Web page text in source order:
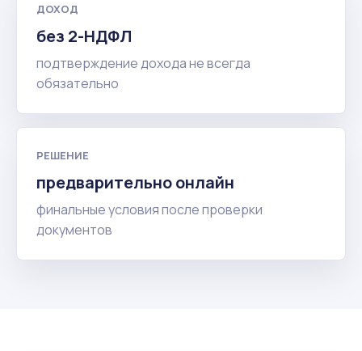
ДОХОД
без 2-НДФЛ
подтверждение дохода не всегда
обязательно
РЕШЕНИЕ
предварительно онлайн
финальные условия после проверки
документов